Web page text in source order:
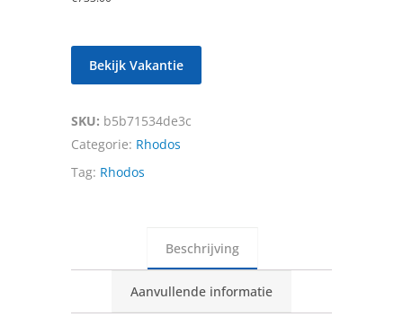
Bekijk Vakantie
SKU: b5b71534de3c
Categorie: Rhodos
Tag: Rhodos
Beschrijving
Aanvullende informatie